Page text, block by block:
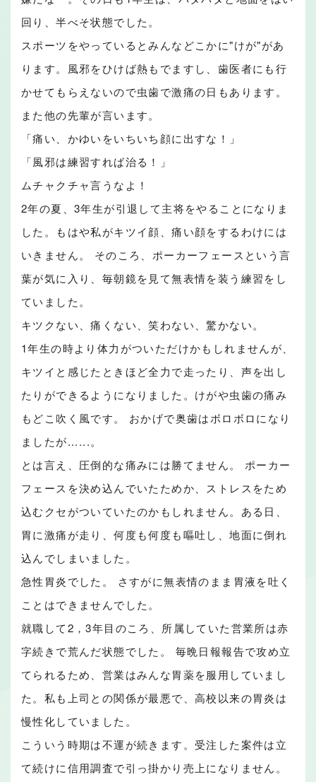
回り、半べそ状態でした。
スポーツをやっているとみんなどこかに"けが"があ
ります。風邪をひけば熱もでますし、歯医者にも行
かせてもらえないので虫歯で激痛の日もあります。
また他の先輩が言います。
「痛い、かゆいをいちいち顔に出すな！」
「風邪は練習すれば治る！」
ムチャクチャ言うなよ！
2年の夏、3年生が引退して主将をやることになりま
した。もはや私がキツイ顔、痛い顔をするわけには
いきません。 そのころ、ポーカーフェースという言
葉が気に入り、毎朝鏡を見て無表情を装う練習をし
ていました。
キツクない、痛くない、笑わない、驚かない。
1年生の時より体力がついただけかもしれませんが、
キツイと感じたときほど全力で走ったり、声を出し
たりができるようになりました。けがや虫歯の痛み
もどこ吹く風です。 おかげで奥歯はボロボロになり
ましたが......。
とは言え、圧倒的な痛みには勝てません。 ポーカー
フェースを決め込んでいたためか、ストレスをため
込むクセがついていたのかもしれません。ある日、
胃に激痛が走り、何度も何度も嘔吐し、地面に倒れ
込んでしまいました。
急性胃炎でした。 さすがに無表情のまま胃液を吐く
ことはできませんでした。
就職して2，3年目のころ、所属していた営業所は赤
字続きで荒んだ状態でした。 毎晩日報報告で攻め立
てられるため、営業はみんな胃薬を服用していまし
た。私も上司との関係が最悪で、高校以来の胃炎は
慢性化していました。
こういう時期は不運が続きます。受注した案件は立
て続けに信用調査で引っ掛かり売上になりません。